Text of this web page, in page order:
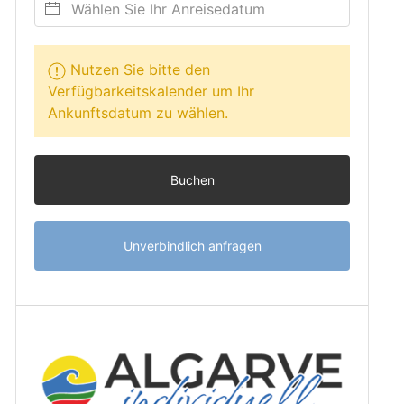
Nutzen Sie bitte den
Verfügbarkeitskalender um Ihr
Ankunftsdatum zu wählen.
Buchen
Unverbindlich anfragen